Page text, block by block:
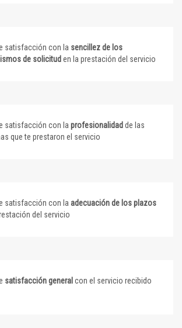
satisfacción con la sencillez de los
de solicitud en la prestación del servicio
satisfacción con la profesionalidad de las
que te prestaron el servicio
satisfacción con la adecuación de los plazos
del servicio
satisfacción general con el servicio recibido